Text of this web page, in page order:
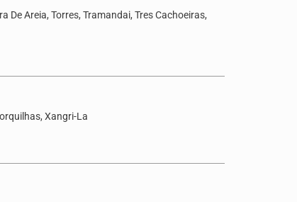
De Areia, Torres, Tramandai, Tres Cachoeiras,
Xangri-La